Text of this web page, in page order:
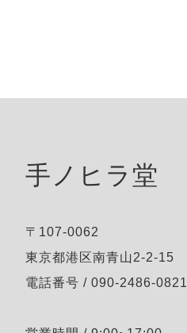
手ノヒラ堂
〒107-0062
東京都港区南青山2-2-15
電話番号 / 090-2486-0821